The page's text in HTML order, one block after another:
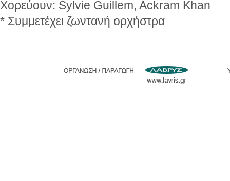
Χορεύουν: Sylvie Guillem, Ackram Khan
* Συμμετέχει ζωντανή ορχήστρα